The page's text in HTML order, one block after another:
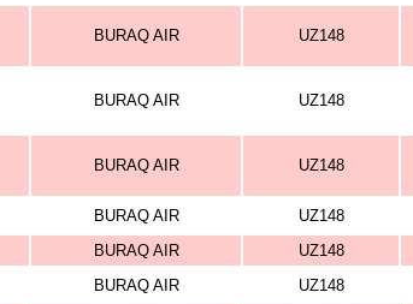
BURAQ AIR UZ148
BURAQ AIR UZ148
BURAQ AIR UZ148
BURAQ AIR UZ148
BURAQ AIR UZ148
BURAQ AIR UZ148